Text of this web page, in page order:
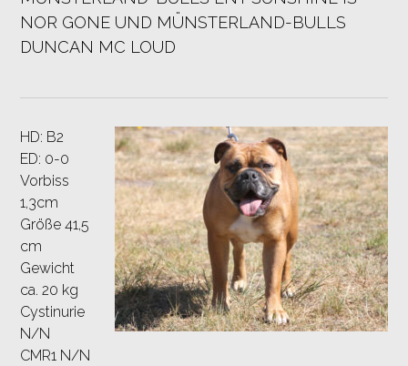
NOR GONE UND MÜNSTERLAND-BULLS
DUNCAN MC LOUD
HD: B2
ED: 0-0
Vorbiss
1,3cm
Größe 41,5
cm
Gewicht
ca. 20 kg
Cystinurie
N/N
CMR1 N/N